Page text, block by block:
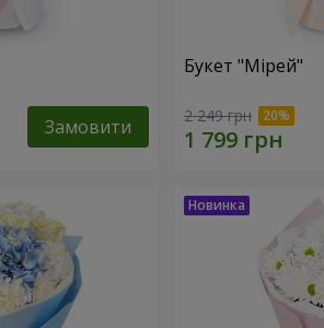
Замовити
Букет "Мірей"
2 249 грн